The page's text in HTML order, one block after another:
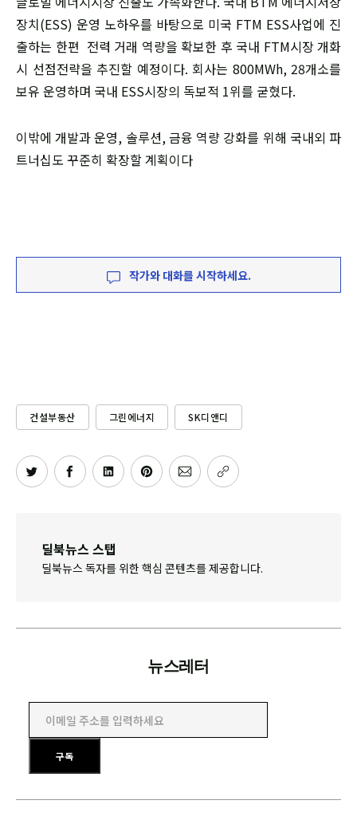
장치(ESS) 운영 노하우를 바탕으로 미국 FTM ESS사업에 진
출하는 한편 전력 거래 역량을 확보한 후 국내 FTM시장 개화
시 선점전략을 추진할 예정이다. 회사는 800MWh, 28개소를
보유 운영하며 국내 ESS시장의 독보적 1위를 굳혔다.
이밖에 개발과 운영, 솔루션, 금융 역량 강화를 위해 국내외 파
트너십도 꾸준히 확장할 계획이다
작가와 대화를 시작하세요.
건설부동산 그린에너지 SK디앤디
딜북뉴스 스탭
딜북뉴스 독자를 위한 핵심 콘텐츠를 제공합니다.
뉴스레터
이메일 주소를 입력하세요
구독